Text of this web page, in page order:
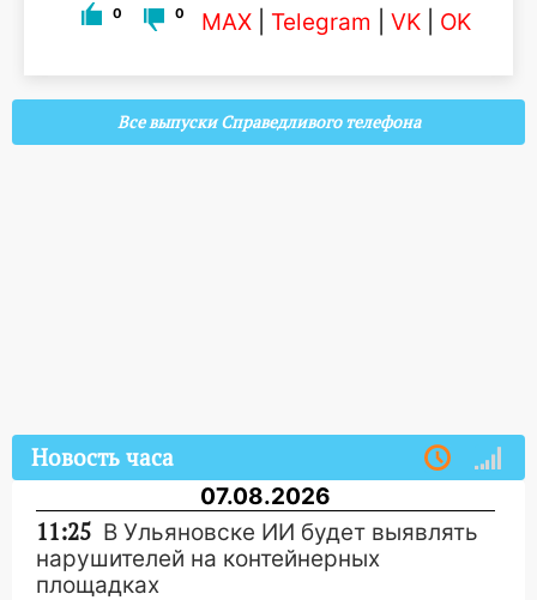
0 0 MAX Telegram VK OK
Все выпуски Справедливого телефона
Новость часа
07.08.2026
11:25 В Ульяновске ИИ будет выявлять
нарушителей на контейнерных
площадках